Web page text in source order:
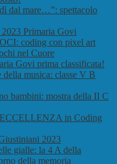
dal mare…”: spettacolo
Primaria Govi
coding con pixel art
nel Cuore
Govi prima classificata!
della musica: classe V B
bambini: mostra della II C
in Coding
2023
gialle: la 4 A della
della memoria